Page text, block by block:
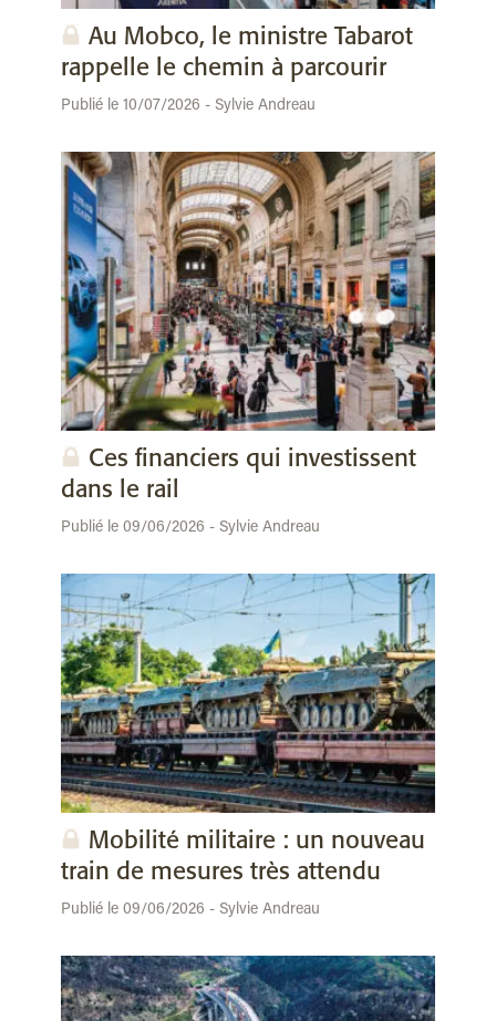
Au Mobco, le ministre Tabarot
rappelle le chemin à parcourir
Publié le 10/07/2026 - Sylvie Andreau
Ces financiers qui investissent
dans le rail
Publié le 09/06/2026 - Sylvie Andreau
Mobilité militaire : un nouveau
train de mesures très attendu
Publié le 09/06/2026 - Sylvie Andreau